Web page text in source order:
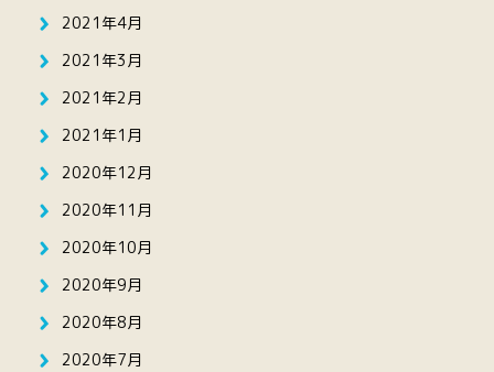
2021年4月
2021年3月
2021年2月
2021年1月
2020年12月
2020年11月
2020年10月
2020年9月
2020年8月
2020年7月